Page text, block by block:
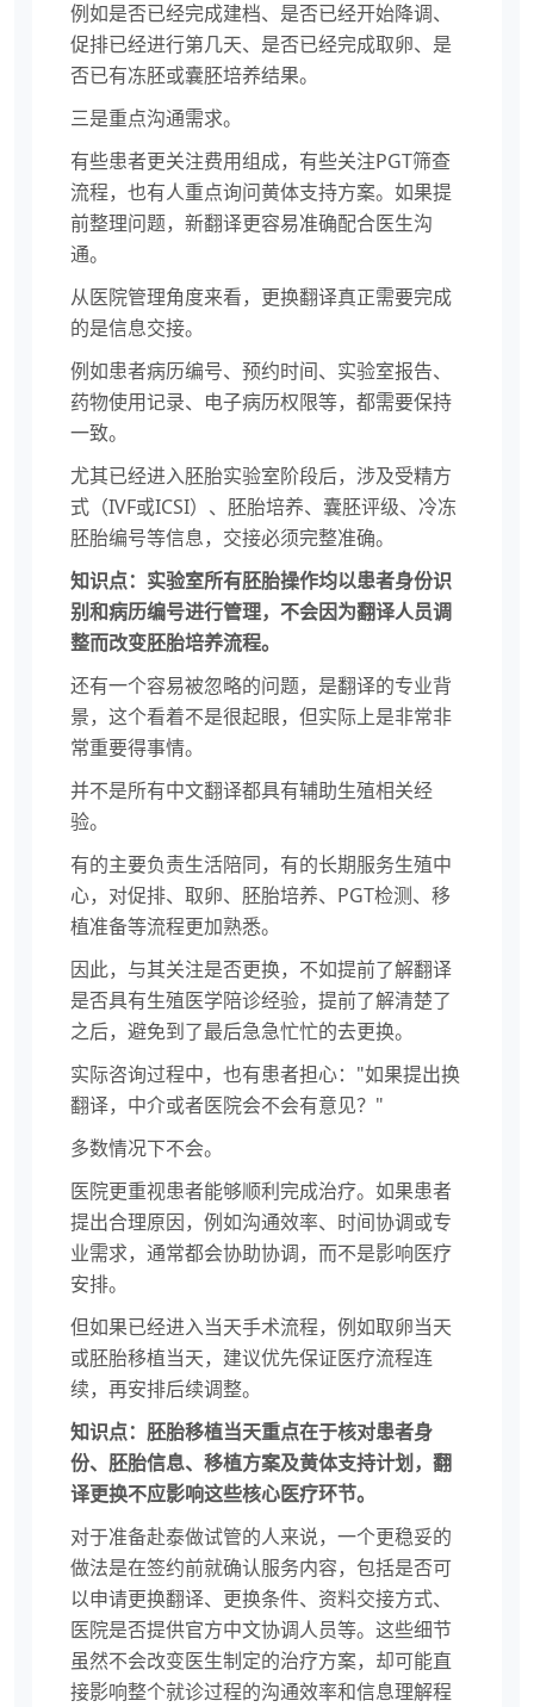
例如是否已经完成建档、是否已经开始降调、
促排已经进行第几天、是否已经完成取卵、是
否已有冻胚或囊胚培养结果。
三是重点沟通需求。
有些患者更关注费用组成，有些关注PGT筛查
流程，也有人重点询问黄体支持方案。如果提
前整理问题，新翻译更容易准确配合医生沟
通。
从医院管理角度来看，更换翻译真正需要完成
的是信息交接。
例如患者病历编号、预约时间、实验室报告、
药物使用记录、电子病历权限等，都需要保持
一致。
尤其已经进入胚胎实验室阶段后，涉及受精方
式（IVF或ICSI）、胚胎培养、囊胚评级、冷冻
胚胎编号等信息，交接必须完整准确。
知识点：实验室所有胚胎操作均以患者身份识
别和病历编号进行管理，不会因为翻译人员调
整而改变胚胎培养流程。
还有一个容易被忽略的问题，是翻译的专业背
景，这个看着不是很起眼，但实际上是非常非
常重要得事情。
并不是所有中文翻译都具有辅助生殖相关经
验。
有的主要负责生活陪同，有的长期服务生殖中
心，对促排、取卵、胚胎培养、PGT检测、移
植准备等流程更加熟悉。
因此，与其关注是否更换，不如提前了解翻译
是否具有生殖医学陪诊经验，提前了解清楚了
之后，避免到了最后急急忙忙的去更换。
实际咨询过程中，也有患者担心："如果提出换
翻译，中介或者医院会不会有意见？"
多数情况下不会。
医院更重视患者能够顺利完成治疗。如果患者
提出合理原因，例如沟通效率、时间协调或专
业需求，通常都会协助协调，而不是影响医疗
安排。
但如果已经进入当天手术流程，例如取卵当天
或胚胎移植当天，建议优先保证医疗流程连
续，再安排后续调整。
知识点：胚胎移植当天重点在于核对患者身
份、胚胎信息、移植方案及黄体支持计划，翻
译更换不应影响这些核心医疗环节。
对于准备赴泰做试管的人来说，一个更稳妥的
做法是在签约前就确认服务内容，包括是否可
以申请更换翻译、更换条件、资料交接方式、
医院是否提供官方中文协调人员等。这些细节
虽然不会改变医生制定的治疗方案，却可能直
接影响整个就诊过程的沟通效率和信息理解程